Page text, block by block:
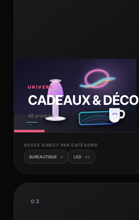
UNIVERS
CADEAUX & DÉCO
48 produits
ACCÈS DIRECT PAR CATÉGORIE
BUREAUTIQUE 4 LED 44
03